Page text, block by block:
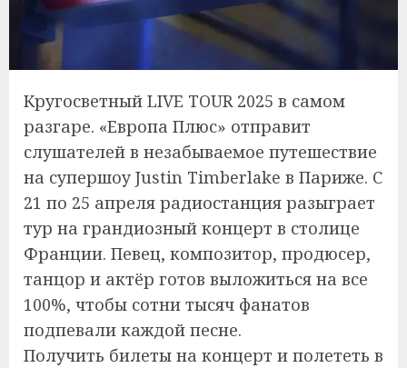
Кругосветный LIVE TOUR 2025 в самом
разгаре. «Европа Плюс» отправит
слушателей в незабываемое путешествие
на супершоу Justin Timberlake в Париже. С
21 по 25 апреля радиостанция разыграет
тур на грандиозный концерт в столице
Франции. Певец, композитор, продюсер,
танцор и актёр готов выложиться на все
100%, чтобы сотни тысяч фанатов
подпевали каждой песне.
Получить билеты на концерт и полететь в